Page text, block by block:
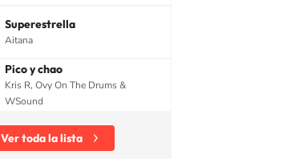
Superestrella
Aitana
Pico y chao
Kris R, Ovy On The Drums &
WSound
Ver toda la lista